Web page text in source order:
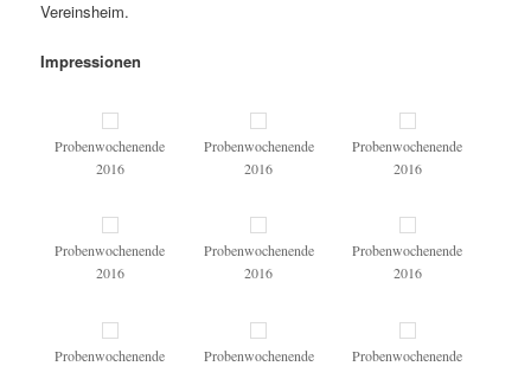
Vereinsheim.
Impressionen
Probenwochenende
2016
Probenwochenende
2016
Probenwochenende
2016
Probenwochenende
2016
Probenwochenende
2016
Probenwochenende
2016
Probenwochenende
Probenwochenende
Probenwochenende